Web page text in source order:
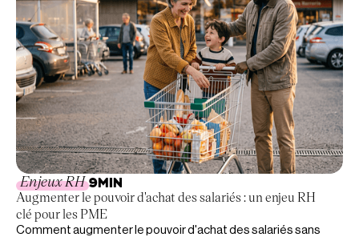
Enjeux RH 9MIN
Augmenter le pouvoir d'achat des salariés : un enjeu RH
clé pour les PME
Comment augmenter le pouvoir d'achat des salariés sans